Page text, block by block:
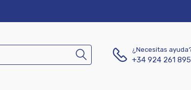
¿Necesitas
+34 924 261 895